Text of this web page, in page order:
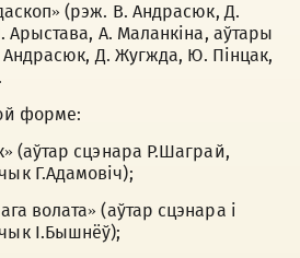
(рэж. В. Андрасюк, Д.
А. Маланкіна, аўтары
Андрасюк, Д. Жугжда, Ю. Пінцак,
форме:
(аўтар сцэнара Р.Шаграй,
Г.Адамовіч);
волата» (аўтар сцэнара і
І.Бышнёў);